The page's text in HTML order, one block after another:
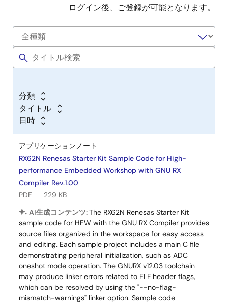
ダウンロードしたUSBドライバを実行してインスト
ールを開始してください。
インストール中にデバイスソフトウェアのインスト
ール確認画面が表示されます。<インストール>ボタ
ンをクリックしてUSBドライバをインストールして
接続してください。USBドライバが自動でインスト
ールされてE1エミュレータが使用できるようになり
ます。
レイアウトと仕様
LCDディスプレイモジュールは、着脱可能なサブボード
としてRenesas Starter Kit+ for RX62Nに同梱されてい
ます。ボード寸法は、150 mm x 180 mmです。詳細な
い。
画
像
ログイン後、ご登録が可能となります。
分類
タイトル
日時
アプリケーションノート
RX62N Renesas Starter Kit Sample Code for High-
performance Embedded Workshop with GNU RX
Compiler Rev.1.00
PDF
229 KB
AI生成コンテンツ:The RX62N Renesas Starter Kit
sample code for HEW with the GNU RX Compiler provides
source files organized in the workspace for easy access
and editing. Each sample project includes a main C file
demonstrating peripheral initialization, such as ADC
oneshot mode operation. The GNURX v12.03 toolchain
may produce linker errors related to ELF header flags,
which can be resolved by using the "--no-flag-
mismatch-warnings" linker option. Sample code